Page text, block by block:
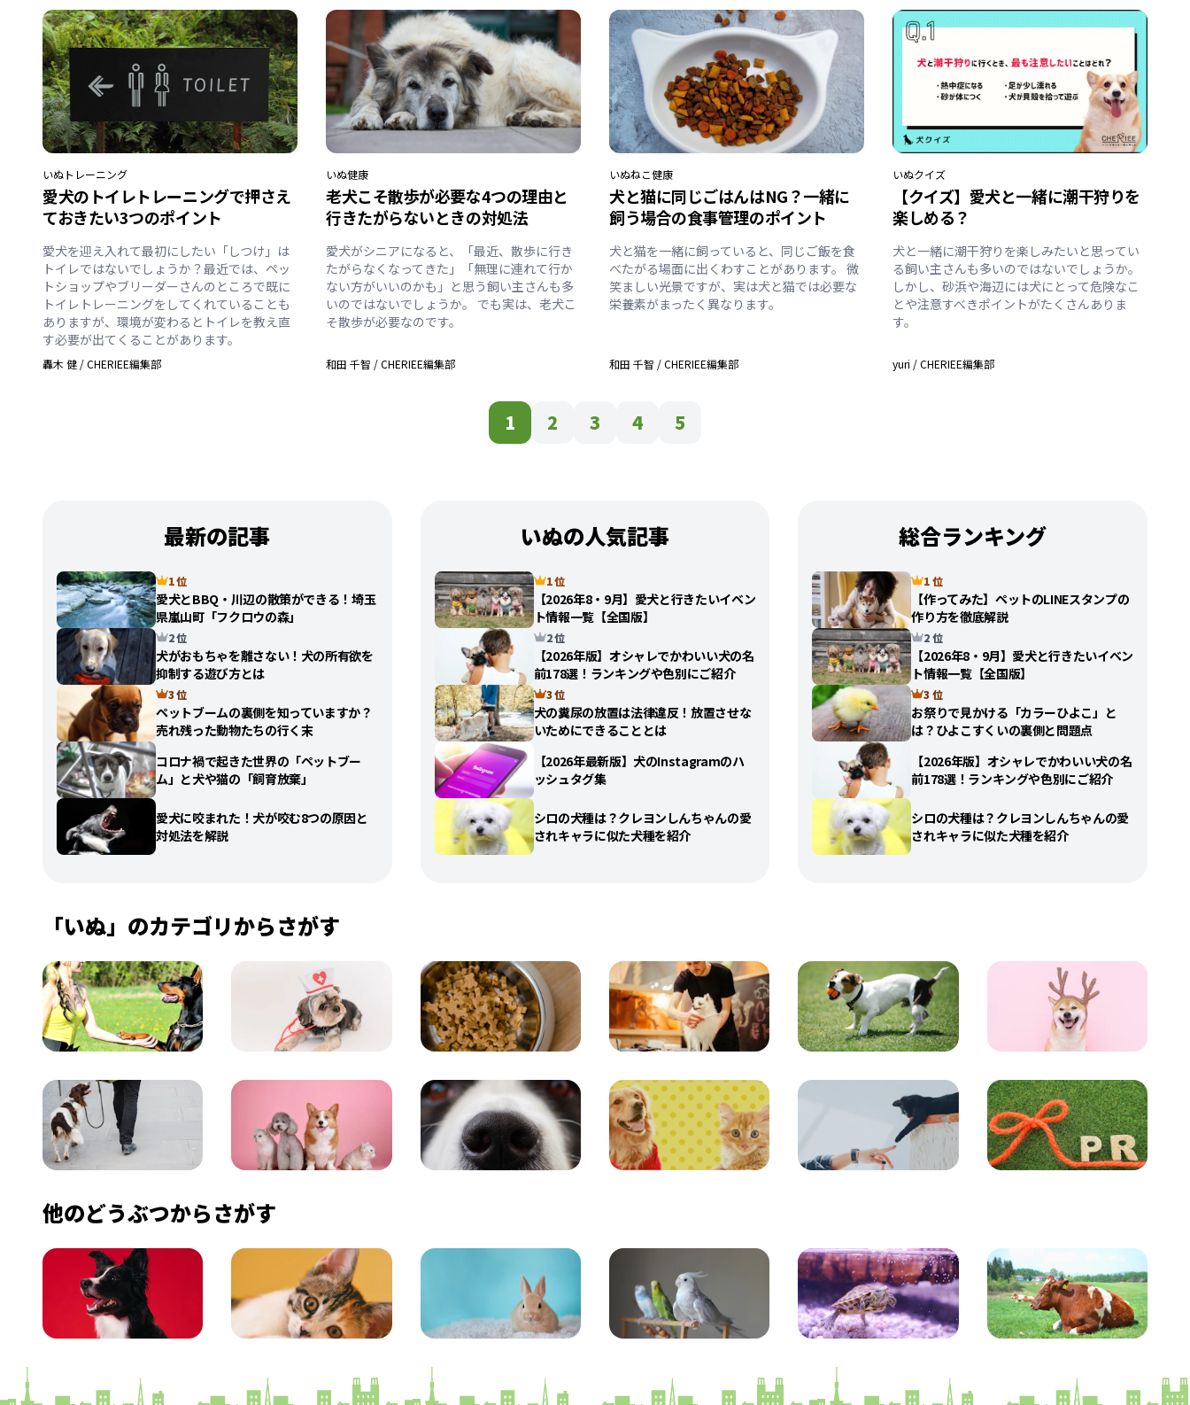
いぬトレーニング
愛犬のトイレトレーニングで押さえ
ておきたい3つのポイント
愛犬を迎え入れて最初にしたい「しつけ」は
トイレではないでしょうか？最近では、ペッ
トショップやブリーダーさんのところで既に
トイレトレーニングをしてくれていることも
ありますが、環境が変わるとトイレを教え直
す必要が出てくることがあります。
轟木 健 /CHERIEE編集部
いぬ健康
老犬こそ散歩が必要な4つの理由と
行きたがらないときの対処法
愛犬がシニアになると、「最近、散歩に行き
たがらなくなってきた」「無理に連れて行か
ない方がいいのかも」と思う飼い主さんも多
いのではないでしょうか。 でも実は、老犬こ
そ散歩が必要なのです。
和田 千智 /CHERIEE編集部
いぬねこ健康
犬と猫に同じごはんはNG？一緒に
飼う場合の食事管理のポイント
犬と猫を一緒に飼っていると、同じご飯を食
べたがる場面に出くわすことがあります。 微
笑ましい光景ですが、実は犬と猫では必要な
栄養素がまったく異なります。
和田 千智 /CHERIEE編集部
いぬクイズ
【クイズ】愛犬と一緒に潮干狩りを
楽しめる？
犬と一緒に潮干狩りを楽しみたいと思ってい
る飼い主さんも多いのではないでしょうか。
しかし、砂浜や海辺には犬にとって危険なこ
とや注意すべきポイントがたくさんありま
す。
yuri /CHERIEE編集部
1 2 3 4 5
最新の記事
1 位
愛犬とBBQ・川辺の散策ができる！埼玉
県嵐山町「フクロウの森」
2 位
犬がおもちゃを離さない！犬の所有欲を
抑制する遊び方とは
3 位
ペットブームの裏側を知っていますか？
売れ残った動物たちの行く末
コロナ禍で起きた世界の「ペットブー
ム」と犬や猫の「飼育放棄」
愛犬に咬まれた！犬が咬む8つの原因と
対処法を解説
いぬの人気記事
1 位
【2026年8・9月】愛犬と行きたいイベン
ト情報一覧【全国版】
2 位
【2026年版】オシャレでかわいい犬の名
前178選！ランキングや色別にご紹介
3 位
犬の糞尿の放置は法律違反！放置させな
いためにできることとは
【2026年最新版】犬のInstagramのハ
ッシュタグ集
シロの犬種は？クレヨンしんちゃんの愛
されキャラに似た犬種を紹介
総合ランキング
1 位
【作ってみた】ペットのLINEスタンプの
作り方を徹底解説
2 位
【2026年8・9月】愛犬と行きたいイベン
ト情報一覧【全国版】
3 位
お祭りで見かける「カラーひよこ」と
は？ひよこすくいの裏側と問題点
【2026年版】オシャレでかわいい犬の名
前178選！ランキングや色別にご紹介
シロの犬種は？クレヨンしんちゃんの愛
されキャラに似た犬種を紹介
「いぬ」のカテゴリからさがす
他のどうぶつからさがす